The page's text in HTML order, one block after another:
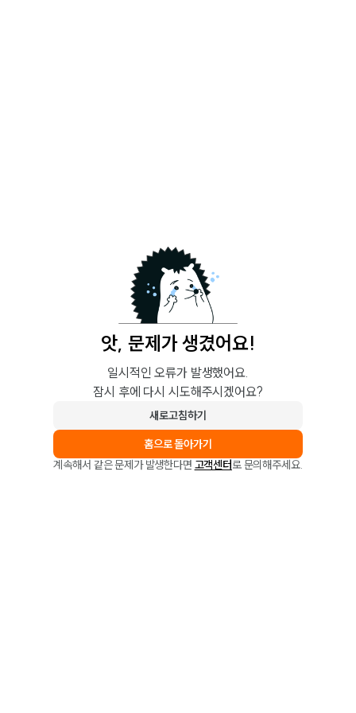
앗, 문제가 생겼어요!
일시적인 오류가 발생했어요.
잠시 후에 다시 시도해주시겠어요?
새로고침하기
홈으로 돌아가기
계속해서 같은 문제가 발생한다면 고객센터로 문의해주세요.